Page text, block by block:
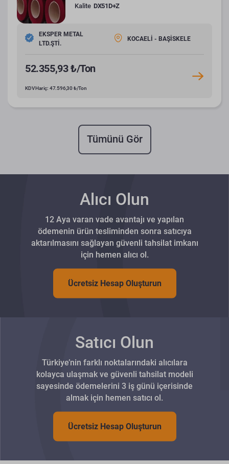
Kalite DX51D+Z
EKSPER METAL
LTD.ŞTİ.
KOCAELİ - BAŞİSKELE
52.355,93 ₺/Ton
KDV Hariç: 47.596,30 ₺/Ton
Tümünü Gör
Alıcı Olun
12 Aya varan vade avantajı ve yapılan
ödemenin ürün tesliminden sonra satıcıya
aktarılmasını sağlayan güvenli tahsilat imkanı
için hemen alıcı ol.
Ücretsiz Hesap Oluşturun
Satıcı Olun
Türkiye’nin farklı noktalarındaki alıcılara
kolayca ulaşmak ve güvenli tahsilat modeli
sayesinde ödemelerini 3 iş günü içerisinde
almak için hemen satıcı ol.
Ücretsiz Hesap Oluşturun